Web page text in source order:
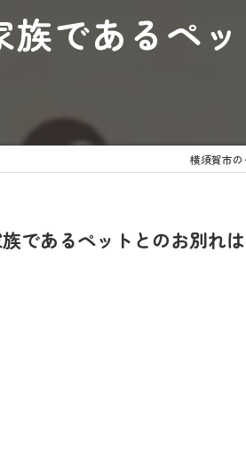
族であるペ
横須賀市
であるペットとのお別れ